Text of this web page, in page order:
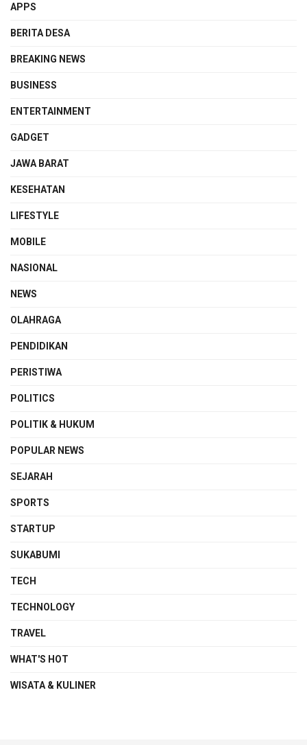
APPS
BERITA DESA
BREAKING NEWS
BUSINESS
ENTERTAINMENT
GADGET
JAWA BARAT
KESEHATAN
LIFESTYLE
MOBILE
NASIONAL
NEWS
OLAHRAGA
PENDIDIKAN
PERISTIWA
POLITICS
POLITIK & HUKUM
POPULAR NEWS
SEJARAH
SPORTS
STARTUP
SUKABUMI
TECH
TECHNOLOGY
TRAVEL
WHAT'S HOT
WISATA & KULINER